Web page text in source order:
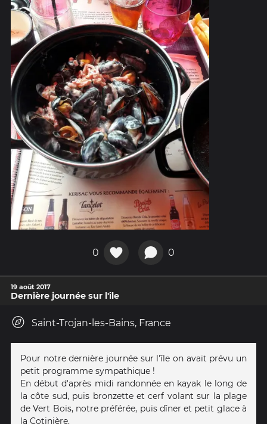
0 0
19 août 2017
Dernière journée sur l'île
Saint-Trojan-les-Bains, France
Pour notre dernière journée sur l'île on avait prévu un
petit programme sympathique !
En début d'après midi randonnée en kayak le long de
la côte sud, puis bronzette et cerf volant sur la plage
de Vert Bois, notre préférée, puis dîner et petit glace à
la Cotinière.